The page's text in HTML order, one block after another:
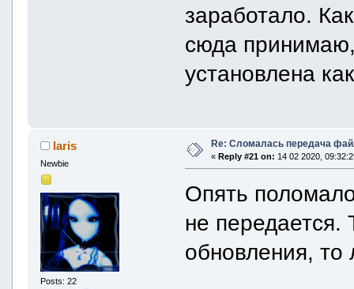
заработало.
сюда
установлена
laris
Newbie
Posts: 22
Re: Сломалась передача
« Reply #21 on: 14 02 2020,
Опять
не передается.
обновления, то